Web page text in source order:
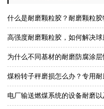
什么是耐磨颗粒胶？耐磨颗粒
高强度耐磨颗粒胶，如何解决
为什么不同基材的耐磨防腐涂
煤粉转子秤磨损怎么办？专用
电厂输送燃煤系统的设备耐磨